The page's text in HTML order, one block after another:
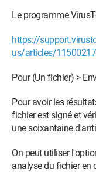
Le programme
https://
us/articles/
Pour (Un fichier) >
Pour avoir les
fichier est signé et
une soixantaine
On peut utiliser
analyse du fichier en